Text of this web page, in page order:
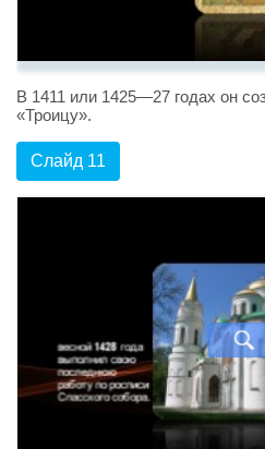
В 1411 или 1425—27 годах он
«Троицу».
Слайд 11